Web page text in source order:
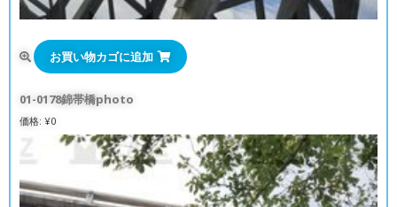
お買い物カゴに追加
01-0178錦帯橋photo
価格: ¥0